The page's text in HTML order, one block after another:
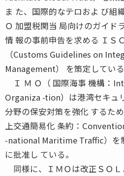
ま た、国際的なテロおよ び組
Ｏ 加盟税関当 局向けのガイド
情 報の事前申告を求める ＩＳ
（Customs Guidelines on
Management） を策定している
Ｉ Ｍ Ｏ（ 国際海事 機構：
Organiza -tion）は港湾セキュ
分野の保安対策を強化 するた
上交通簡易化 条約：
-national Maritime Traffic）を
に批准し ている。
同様に、ＩＭＯは改正ＳＯＬ